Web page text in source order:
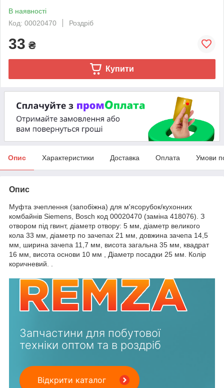
В наявності
Код: 00020470
Роздріб
33 ₴
Купити
Опис Характеристики Доставка Оплата Умови
Опис
Муфта зчеплення (запобіжна) для м'ясорубок/кухонних
комбайнів Siemens, Bosch код 00020470 (заміна 418076). З
отвором під гвинт, діаметр отвору: 5 мм, діаметр великого
кола 33 мм, діаметр по зачепах 21 мм, довжина зачепа 14,5
мм, ширина зачепа 11,7 мм, висота загальна 35 мм, квадрат
16 мм, висота основи 10 мм , Діаметр посадки 25 мм. Колір
коричневий. .
Запчастини для побутової
техніки оптом та в роздріб
Відкрити каталог